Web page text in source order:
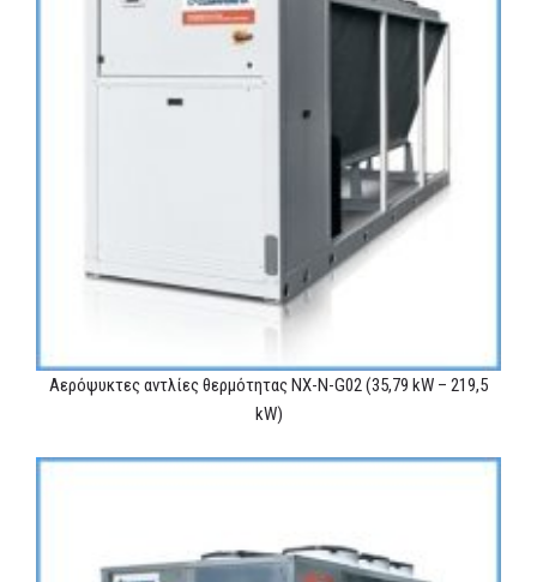
Αερόψυκτες αντλίες θερμότητας NX-N-G02 (35,79 kW – 219,5
kW)